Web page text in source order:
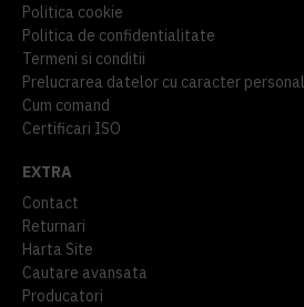
Politica cookie
Politica de confidentialitate
Termeni si conditii
Prelucrarea datelor cu caracter personal
Cum comand
Certificari ISO
EXTRA
Contact
Returnari
Harta Site
Cautare avansata
Producatori